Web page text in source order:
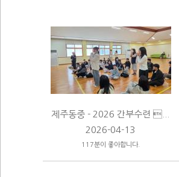
제주동중 - 2026 간부수련 ...
2026-04-13
117분이 좋아합니다.